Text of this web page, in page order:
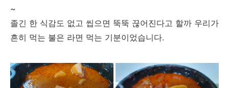
~
졸긴 한 식감도 없고 씹으면 뚝뚝 끊어진다고 할까 우리가
흔히 먹는 불은 라면 먹는 기분이었습니다.